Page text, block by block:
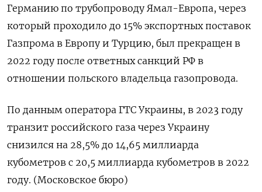
Германию по трубопроводу Ямал-Европа, через
который проходило до 15% экспортных поставок
Газпрома в Европу и Турцию, был прекращен в
2022 году после ответных санкций РФ в
отношении польского владельца газопровода.
По данным оператора ГТС Украины, в 2023 году
транзит российского газа через Украину
снизился на 28,5% до 14,65 миллиарда
кубометров с 20,5 миллиарда кубометров в 2022
году. (Московское бюро)